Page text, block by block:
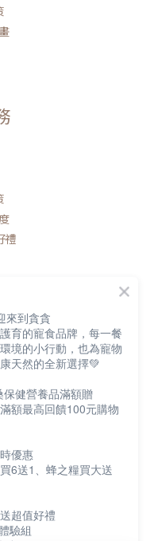
禮
司
PM6:00
工路56號
來到貪貪
育的寵食品牌，每一餐
境的小行動，也為寵物
天然的全新選擇💚
保健營養品滿額贈
額最高回饋100元購物
優惠
6送1、蜂之糧買大送
超值好禮
驗組